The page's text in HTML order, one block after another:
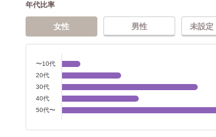
年代比率
女性 男性 未設定
〜10代
20代
30代
40代
50代〜